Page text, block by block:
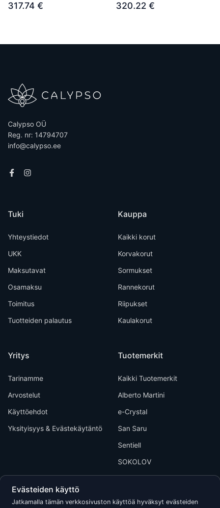
317.74 € 320.22 €
Calypso OÜ
Reg. nr: 14794707
info@calypso.ee
Tuki
Yhteystiedot
UKK
Maksutavat
Osamaksu
Toimitus
Tuotteiden palautus
Yritys
Tarinamme
Arvostelut
Käyttöehdot
Yksityisyys & Evästekäytäntö
Kauppa
Kaikki korut
Korvakorut
Sormukset
Rannekorut
Riipukset
Kaulakorut
Tuotemerkit
Kaikki Tuotemerkit
Alberto Martini
e-Crystal
San Saru
Sentiell
SOKOLOV
Evästeiden käyttö
Jatkamalla tämän verkkosivuston käyttöä hyväksyt evästeiden